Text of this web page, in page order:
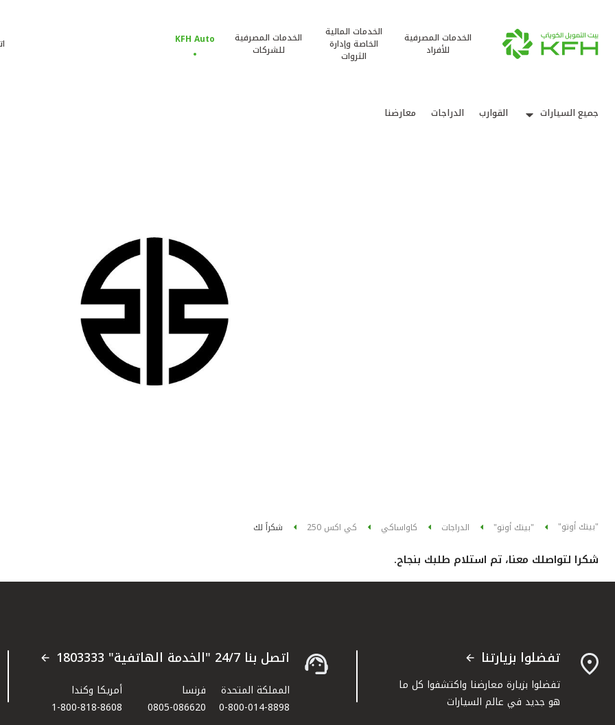
الخدمات المصرفية
للأفراد
الخدمات المالية
الخاصة وإدارة
الثروات
الخدمات المصرفية
للشركات
KFH Auto
جميع السيارات القوارب الدراجات معارضنا
"بيتك أوتو" "بيتك أوتو" الدراجات كاواساكي كي اكس 250 شكراً لك
شكرا لتواصلك معنا، تم استلام طلبك بنجاح.
تفضلوا بزيارتنا
تفضلوا بزيارة معارضنا واكتشفوا كل ما
هو جديد في عالم السيارات
اتصل بنا 24/7 "الخدمة الهاتفية" 1803333
المملكة المتحدة
0-800-014-8898
فرنسا
0805-086620
أمريكا وكندا
1-800-818-8608